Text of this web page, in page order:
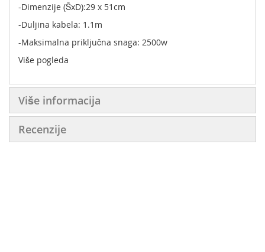
-Dimenzije (ŠxD):29 x 51cm
-Duljina kabela: 1.1m
-Maksimalna priključna snaga: 2500w
Više pogleda
Više informacija
Recenzije